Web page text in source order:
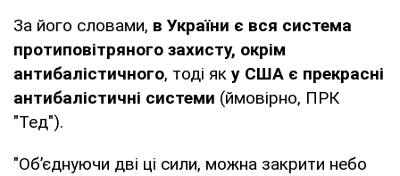
За його словами, в України є вся система
протиповітряного захисту, окрім
антибалістичного, тоді як у США є прекрасні
антибалістичні системи (ймовірно, ПРК
"Тед").
"Об’єднуючи дві ці сили, можна закрити небо